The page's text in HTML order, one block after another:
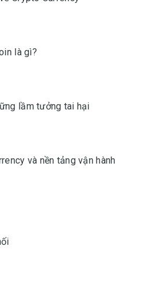
là gì?
lầm tưởng tai hại
và nền tảng vận hành